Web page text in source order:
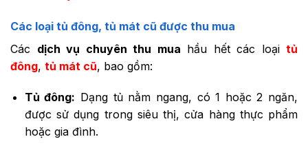
Các loại tủ đông, tủ mát cũ được thu mua
Các dịch vụ chuyên thu mua hầu hết các loại tủ
đông, tủ mát cũ, bao gồm:
Tủ đông: Dạng tủ nằm ngang, có 1 hoặc 2 ngăn,
được sử dụng trong siêu thị, cửa hàng thực phẩm
hoặc gia đình.